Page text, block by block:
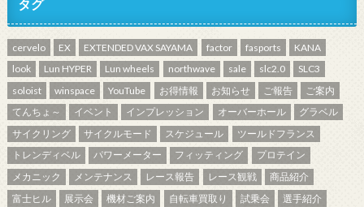
タグ
cervelo EX EXTENDED VAX SAYAMA factor fasports
KANA
look
Lun HYPER Lun wheels northwave sale slc2.0
SLC3
soloist
winspace YouTube お得情報 お知らせ ご報告
ご案内
てんちょ～
イベント インプレッション オーバーホール
グラベル
サイクリング
サイクルモード スケジュール
ツールドフランス
トレンディベル
パワーメーター フィッティング
プロテイン
メカニック
メンテナンス レース報告 レース観戦
商品紹介
富士ヒル
展示会 機材ご案内 自転車買取り 試乗会 選手紹介